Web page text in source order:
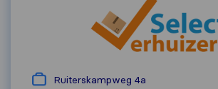
Ruiterskampweg 4a